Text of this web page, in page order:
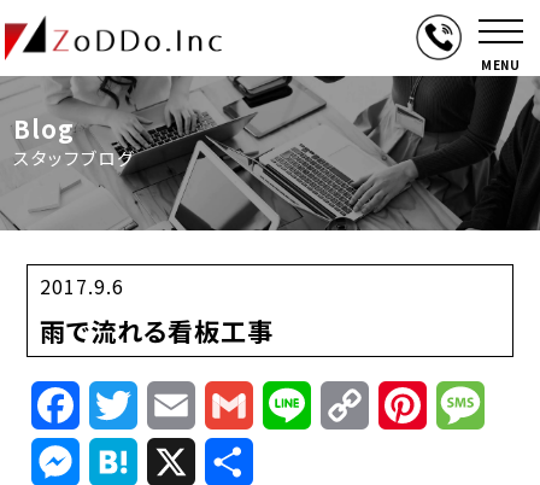
MENU
Blog
スタッフブログ
2017.9.6
雨で流れる看板工事
FacebookTwitterEmail Gmail Line
Copy
Link
Pinterest
Messenger
Hatena